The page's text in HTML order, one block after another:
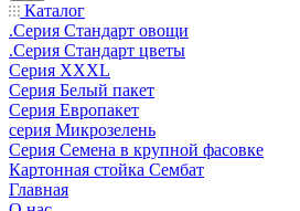
Каталог
.Серия Стандарт овощи
.Серия Стандарт цветы
Серия XXXL
Серия Белый пакет
Серия Европакет
серия Микрозелень
Серия Семена в крупной фасовке
Картонная стойка Сембат
Главная